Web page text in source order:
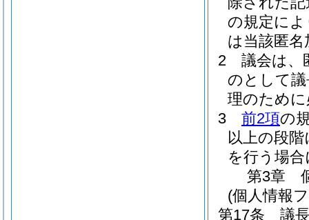
の規定に
は当該匿
2
議会は、
のとして
理のため
3
前2項の
以上の段
を行う場
第3章
(個人情報
第17条
議